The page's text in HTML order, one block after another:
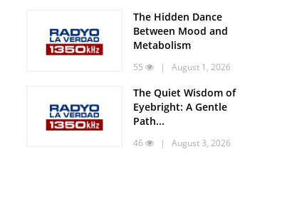
The Hidden Dance
Between Mood and
Metabolism
55 | August 1, 2026
The Quiet Wisdom of
Eyebright: A Gentle
Path...
46 | August 3, 2026